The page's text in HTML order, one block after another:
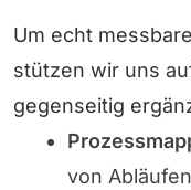
Um echt
stützen wir uns
gegenseitig
von